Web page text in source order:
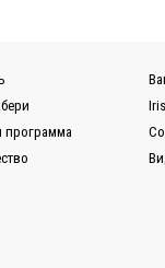
программа